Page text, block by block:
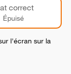
correct
Épuisé
l'écran sur la